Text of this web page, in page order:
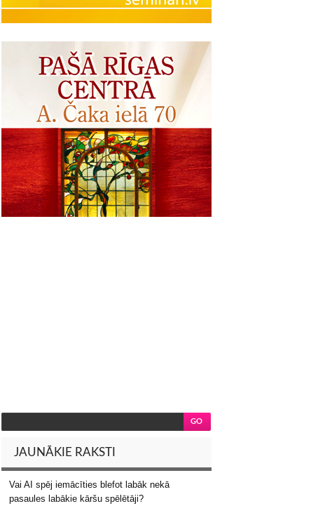
JAUNĀKIE RAKSTI
Vai AI spēj iemācīties blefot labāk nekā
pasaules labākie kāršu spēlētāji?